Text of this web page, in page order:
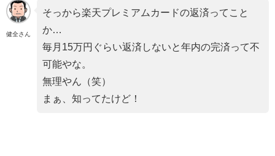
健全さん
そっから楽天プレミアムカードの返済ってこと
か…
毎月15万円ぐらい返済しないと年内の完済って不
可能やな。
無理やん（笑）
まぁ、知ってたけど！